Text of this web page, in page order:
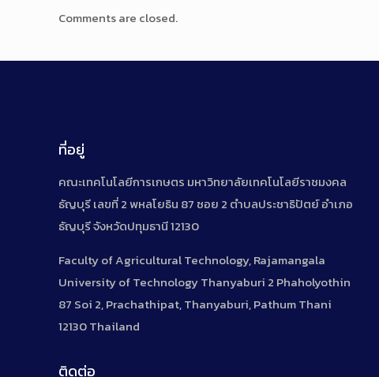
Comments are closed.
ที่อยู่
คณะเทคโนโลยีการเกษตร มหาวิทยาลัยเทคโนโลยีราชมงคล
ธัญบุรี เลขที่ 2 พหลโยธิน 87 ซอย 2 ตำบลประชาธิปัตย์ อำเภอ
ธัญบุรี จังหวัดปทุมธานี 12130
Faculty of Agricultural Technology, Rajamangala
University of Technology Thanyaburi 2 Phaholyothin
87 Soi 2, Prachathipat, Thanyaburi, Pathum Thani
12130 Thailand
ติดต่อ